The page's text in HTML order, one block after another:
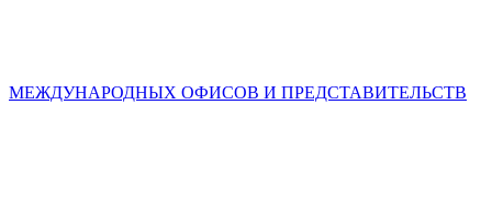
МЕЖДУНАРОДНЫХ ОФИСОВ И ПРЕДСТАВИТЕЛЬСТВ